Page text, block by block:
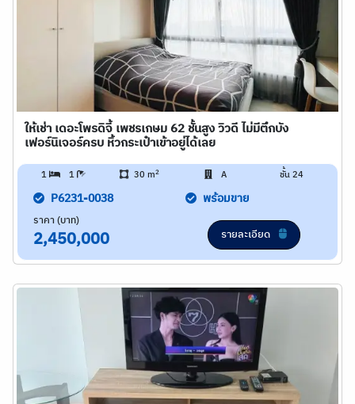
ให้เช่า เดอะโพรดิจี้ เพชรเกษม 62 ชั้นสูง วิวดี ไม่มีตึกบัง
เฟอร์นิเจอร์ครบ หิ้วกระเป๋าเข้าอยู่ได้เลย
1 1 30 m2 A ชั้น 24
P6231-0038 พร้อมขาย
ราคา (บาท)
2,450,000 รายละเอียด